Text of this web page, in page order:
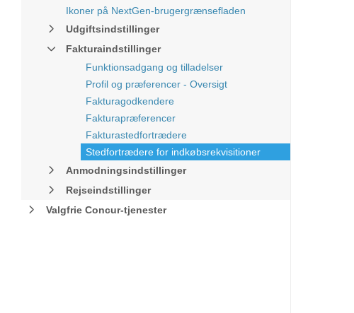
Ikoner på NextGen-brugergrænsefladen
Udgiftsindstillinger
Fakturaindstillinger
Funktionsadgang og tilladelser
Profil og præferencer - Oversigt
Fakturagodkendere
Fakturapræferencer
Fakturastedfortrædere
Stedfortrædere for indkøbsrekvisitioner
Anmodningsindstillinger
Rejseindstillinger
Valgfrie Concur-tjenester